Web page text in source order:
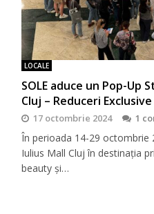
LOCALE
SOLE aduce un Pop-Up
Cluj – Reduceri
17 octombrie 2024 1
În perioada 14-29 octombrie
Iulius Mall Cluj în destinația
beauty și…